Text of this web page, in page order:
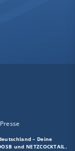
Presse
– Deine
und NETZCOCKTAIL.